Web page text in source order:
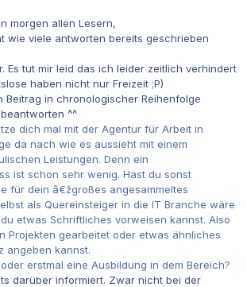
morgen allen Lesern,
wie viele antworten bereits geschrieben
Es tut mir leid das ich leider zeitlich verhindert
haben nicht nur Freizeit ;P)
Beitrag in chronologischer Reihenfolge
^^
dich mal mit der Agentur für Arbeit in
da nach wie es aussieht mit einem
Leistungen. Denn ein
ist schon sehr wenig. Hast du sonst
für dein â€žgroßes angesammeltes
als Quereinsteiger in die IT Branche wäre
etwas Schriftliches vorweisen kannst. Also
Projekten gearbeitet oder etwas ähnliches
angeben kannst.
erstmal eine Ausbildung in dem Bereich?
darüber informiert. Zwar nicht bei der